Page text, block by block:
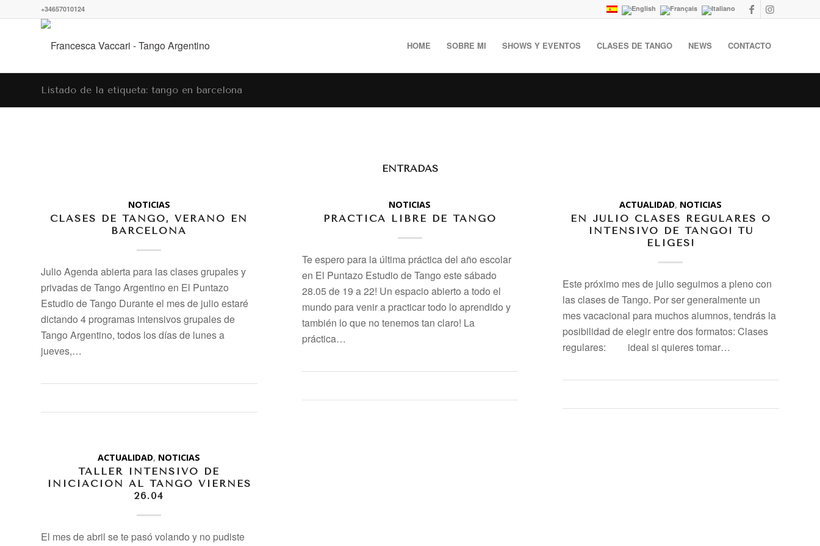
+34657010124
HOME SOBRE MI SHOWS Y EVENTOS CLASES DE TANGO NEWS CONTACTO
Listado de la etiqueta: tango en barcelona
ENTRADAS
NOTICIAS
CLASES DE TANGO, VERANO EN
BARCELONA
Julio Agenda abierta para las clases grupales y
privadas de Tango Argentino en El Puntazo
Estudio de Tango Durante el mes de julio estaré
dictando 4 programas intensivos grupales de
Tango Argentino, todos los días de lunes a
jueves,…
NOTICIAS
PRÁCTICA LIBRE DE TANGO
Te espero para la última práctica del año escolar
en El Puntazo Estudio de Tango este sábado
28.05 de 19 a 22! Un espacio abierto a todo el
mundo para venir a practicar todo lo aprendido y
también lo que no tenemos tan claro! La
práctica…
ACTUALIDAD, NOTICIAS
EN JULIO CLASES REGULARES O
INTENSIVO DE TANGO! TÚ
ELIGES!
Este próximo mes de julio seguimos a pleno con
las clases de Tango. Por ser generalmente un
mes vacacional para muchos alumnos, tendrás la
posibilidad de elegir entre dos formatos: Clases
regulares: ideal si quieres tomar…
ACTUALIDAD, NOTICIAS
TALLER INTENSIVO DE
INICIACIÓN AL TANGO VIERNES
26.04
El mes de abril se te pasó volando y no pudiste